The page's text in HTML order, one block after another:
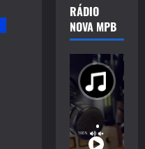
RÁDIO
NOVA MPB